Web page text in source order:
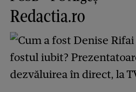
Redactia.ro